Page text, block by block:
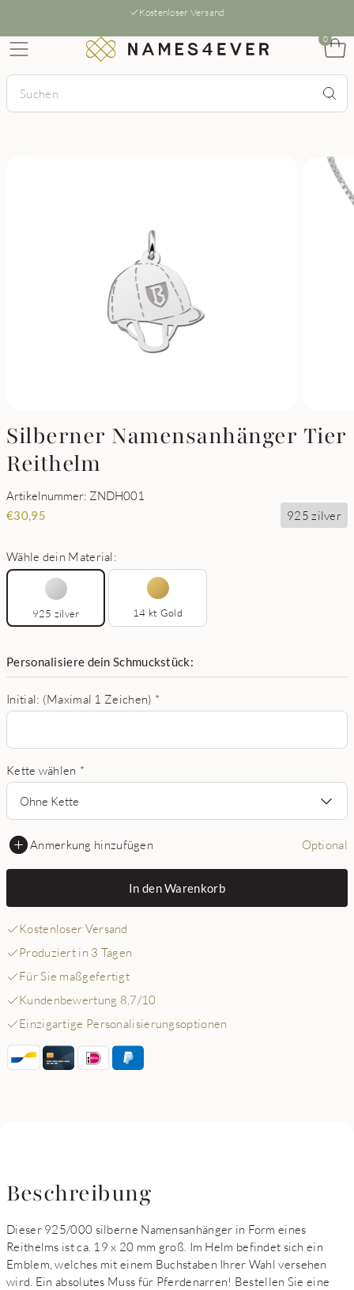
Kostenloser Versand
0
Silberner Namensanhänger Tier
Reithelm
Artikelnummer: ZNDH001
€30,95 925 zilver
Wähle dein Material:
925 zilver 14 kt Gold
Personalisiere dein Schmuckstück:
Initial: (Maximal 1 Zeichen) *
Kette wählen *
Ohne Kette
Anmerkung hinzufügen Optional
In den Warenkorb
Kostenloser Versand
Produziert in 3 Tagen
Für Sie maßgefertigt
Kundenbewertung 8,7/10
Einzigartige Personalisierungsoptionen
Beschreibung
Dieser 925/000 silberne Namensanhänger in Form eines
Reithelms ist ca. 19 x 20 mm groß. Im Helm befindet sich ein
Emblem, welches mit einem Buchstaben Ihrer Wahl versehen
wird. Ein absolutes Muss für Pferdenarren! Bestellen Sie eine